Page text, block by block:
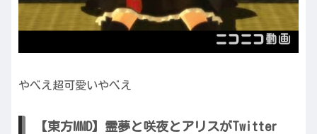
やべえ超可愛いやべえ
【東方MMD】霊夢と咲夜とアリスがTwitter